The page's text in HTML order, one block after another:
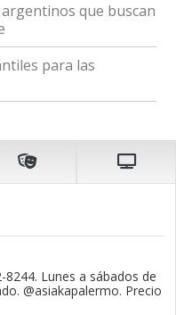
que buscan
para las
8244. Lunes a sábados de
@asiakapalermo. Precio